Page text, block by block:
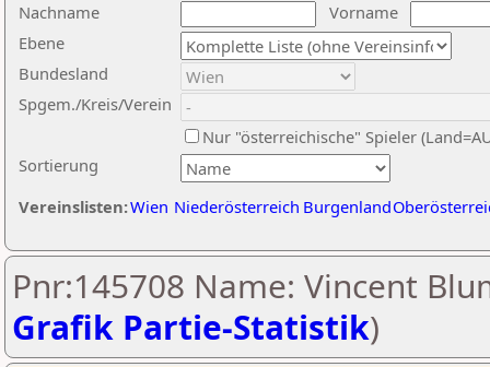
Nachname
Vorname
Ebene
Sortierung
Bundesland
Spgem./Kreis/Verein
Nur "österreichische" Spieler
Vereinslisten:Wien Niederösterreich Burgenland
Pnr:145708 Name: Vincent
Grafik Partie-Statistik)